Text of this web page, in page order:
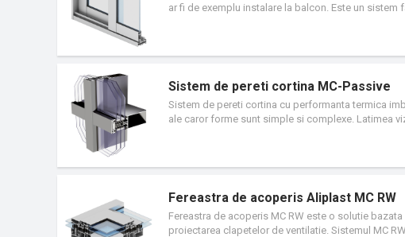
ar fi de exemplu instalare la balcon. Este un sistem
Sistem de pereti cortina MC-Passive
Sistem de pereti cortina cu performanta termica
ale caror forme sunt simple si complexe. Latimea
Fereastra de acoperis Aliplast MC RW
Fereastra de acoperis MC RW este o solutie
proiectarea clapetelor de ventilatie. Sistemul MC